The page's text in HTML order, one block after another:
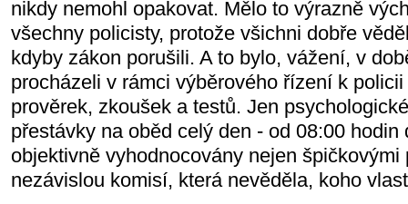
nikdy nemohl opakovat. Mělo to výrazně
všechny policisty, protože všichni dobře
kdyby zákon porušili. A to bylo, vážení, v
procházeli v rámci výběrového řízení k
prověrek, zkoušek a testů. Jen
přestávky na oběd celý den - od 08:00 hodin
objektivně vyhodnocovány nejen špičkovými
nezávislou komisí, která nevěděla, koho